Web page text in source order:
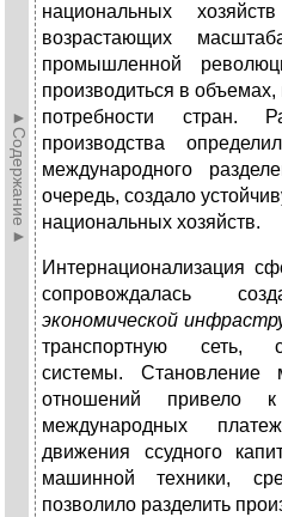
►Содержание►
национальных
возрастающих
промышленной
производиться в
потребности стран.
производства
международного
очередь, создало
национальных хозяйств.
Интернационализация
сопровождалась
экономической
транспортную сеть,
системы. Становление
отношений привело
международных
движения ссудного
машинной техники,
позволило разделить